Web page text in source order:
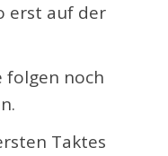
erst auf der
folgen noch
Taktes